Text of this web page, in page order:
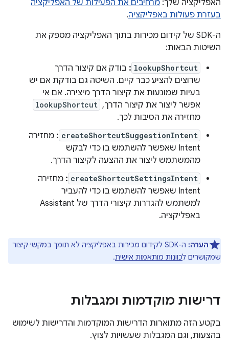
האפליקציה שלך: מרחיבים את הפעילות של האפליקציה
בעזרת פעולות באפליקציה.
ה-SDK של קידום מכירות בתוך האפליקציה מספק את
השיטות הבאות:
lookupShortcut
: בודק אם קיצור הדרך
שרוצים להציע כבר קיים. השיטה גם בודקת אם יש
בעיות שמונעות את קיצור הדרך מיצירה. אם אי
אפשר ליצור את קיצור הדרך, lookupShortcut
מחזירה את הסיבות לכך.
createShortcutSuggestionIntent
: מחזירה
Intent שאפשר להשתמש בו כדי לבקש
מהמשתמש ליצור את ההצעה לקיצור הדרך.
createShortcutSettingsIntent
: מחזירה
Intent שאפשר להשתמש בו כדי להעביר
למשתמש להגדרות קיצורי הדרך של Assistant
באפליקציה.
הערה:
ה-SDK לקידום מכירות באפליקציה לא תומך במקשי קיצור
שמקושרים לכוונות מותאמות אישית.
דרישות מוקדמות ומגבלות
בקטע הזה מתוארות הדרישות המוקדמות והדרישות לשימוש
בהצעות, וגם המגבלות שעשויות לצוץ.